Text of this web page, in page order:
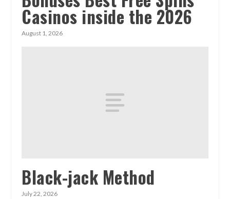
Casinos inside the 2026
August 1, 2026
Black-jack Method
July 22, 2026